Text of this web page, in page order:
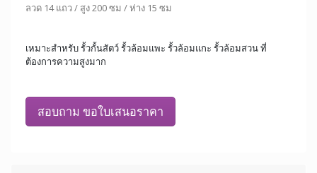
ลวด 14 แถว / สูง 200 ซม / ห่าง 15 ซม
เหมาะสำหรับ รั้วกั้นสัตว์ รั้วล้อมแพะ รั้วล้อมแกะ รั้วล้อมสวน ที่
ต้องการความสูงมาก
สอบถาม ขอใบเสนอราคา